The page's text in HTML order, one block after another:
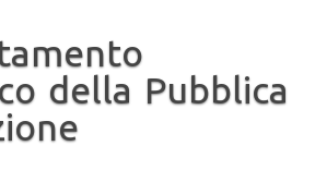
della Pubblica